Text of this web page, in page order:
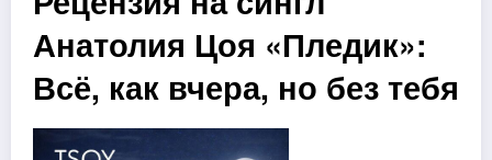
Анатолия Цоя «Пледик»:
Всё, как вчера, но без тебя